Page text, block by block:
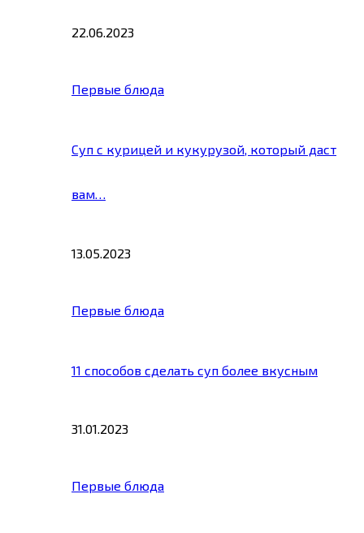
22.06.2023
Первые блюда
Суп с курицей и кукурузой, который даст
вам…
13.05.2023
Первые блюда
11 способов сделать суп более вкусным
31.01.2023
Первые блюда